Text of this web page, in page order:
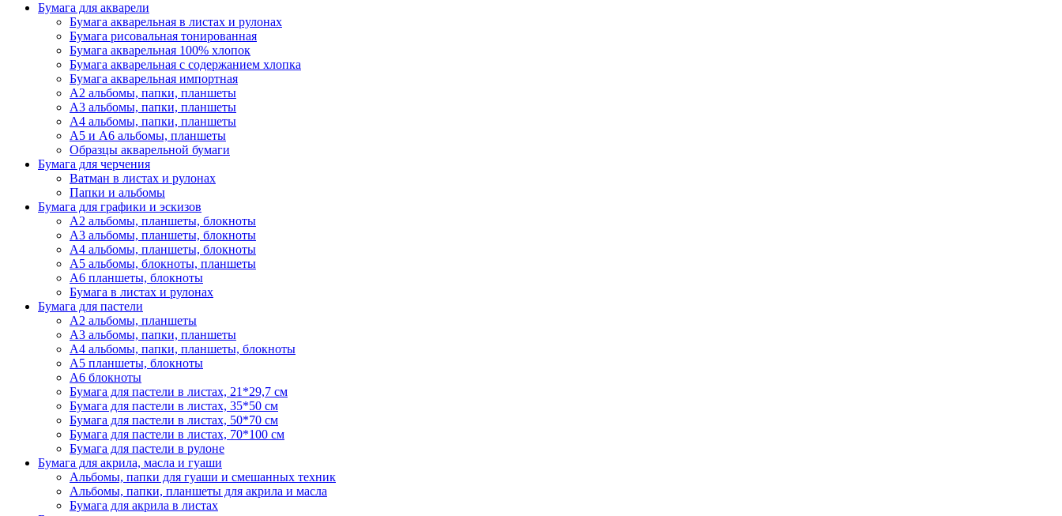
Бумага для акварели
Бумага акварельная в листах и рулонах
Бумага рисовальная тонированная
Бумага акварельная 100% хлопок
Бумага акварельная с содержанием хлопка
Бумага акварельная импортная
А2 альбомы, папки, планшеты
А3 альбомы, папки, планшеты
А4 альбомы, папки, планшеты
А5 и А6 альбомы, планшеты
Образцы акварельной бумаги
Бумага для черчения
Ватман в листах и рулонах
Папки и альбомы
Бумага для графики и эскизов
А2 альбомы, планшеты, блокноты
А3 альбомы, планшеты, блокноты
А4 альбомы, планшеты, блокноты
А5 альбомы, блокноты, планшеты
А6 планшеты, блокноты
Бумага в листах и рулонах
Бумага для пастели
А2 альбомы, планшеты
А3 альбомы, папки, планшеты
А4 альбомы, папки, планшеты, блокноты
А5 планшеты, блокноты
А6 блокноты
Бумага для пастели в листах, 21*29,7 см
Бумага для пастели в листах, 35*50 см
Бумага для пастели в листах, 50*70 см
Бумага для пастели в листах, 70*100 см
Бумага для пастели в рулоне
Бумага для акрила, масла и гуаши
Альбомы, папки для гуаши и смешанных техник
Альбомы, папки, планшеты для акрила и масла
Бумага для акрила в листах